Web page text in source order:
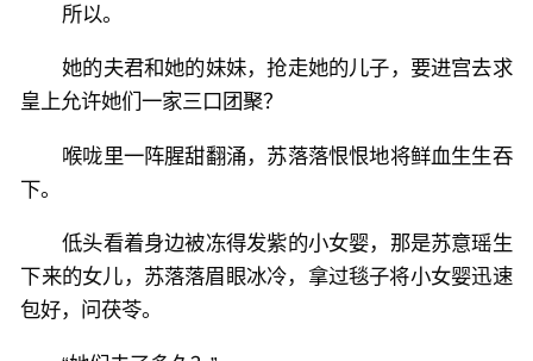
所以。
她的夫君和她的妹妹，抢走她的儿子，要进宫去求
皇上允许她们一家三口团聚？
喉咙里一阵腥甜翻涌，苏落落恨恨地将鲜血生生吞
下。
低头看着身边被冻得发紫的小女婴，那是苏意瑶生
下来的女儿，苏落落眉眼冰冷，拿过毯子将小女婴迅速
包好，问茯苓。